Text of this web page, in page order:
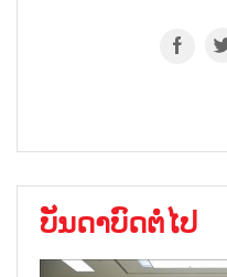
ບັນດາບົດຕໍ່ໄປ